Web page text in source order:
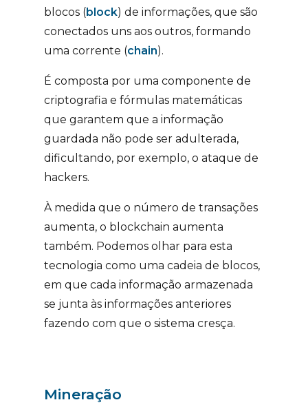
blocos (block) de informações, que são
conectados uns aos outros, formando
uma corrente (chain).
É composta por uma componente de
criptografia e fórmulas matemáticas
que garantem que a informação
guardada não pode ser adulterada,
dificultando, por exemplo, o ataque de
hackers.
À medida que o número de transações
aumenta, o blockchain aumenta
também. Podemos olhar para esta
tecnologia como uma cadeia de blocos,
em que cada informação armazenada
se junta às informações anteriores
fazendo com que o sistema cresça.
Mineração